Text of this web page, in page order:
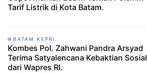
Tarif Listrik di Kota Batam.
BATAM KEPRI.
Kombes Pol. Zahwani Pandra Arsyad
Terima Satyalencana Kebaktian Sosial
dari Wapres RI.